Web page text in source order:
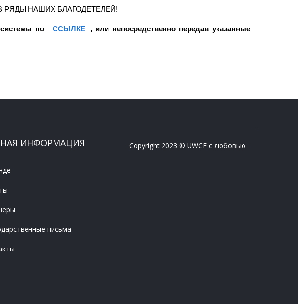
НАШИХ БЛАГОДЕТЕЛЕЙ!
по ССЫЛКЕ
, или непосредственно передав указанные
ИНФОРМАЦИЯ
письма
Copyright 2023 © UWCF с любовью